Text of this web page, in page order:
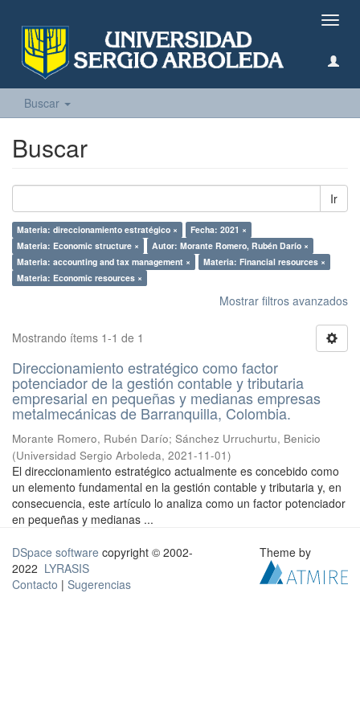
Buscar
Buscar
Ir
Materia: direccionamiento estratégico ×
Fecha: 2021 ×
Materia: Economic structure ×
Autor: Morante Romero, Rubén Darío ×
Materia: accounting and tax management ×
Materia: Financial resources ×
Materia: Economic resources ×
Mostrar filtros avanzados
Mostrando ítems 1-1 de 1
Direccionamiento estratégico como factor
potenciador de la gestión contable y tributaria
empresarial en pequeñas y medianas empresas
metalmecánicas de Barranquilla, Colombia.
Morante Romero, Rubén Darío; Sánchez Urruchurtu, Benicio
(Universidad Sergio Arboleda, 2021-11-01)
El direccionamiento estratégico actualmente es concebido como
un elemento fundamental en la gestión contable y tributaria y, en
consecuencia, este artículo lo analiza como un factor potenciador
en pequeñas y medianas ...
DSpace software copyright © 2002-
2022 LYRASIS
Contacto | Sugerencias
Theme by